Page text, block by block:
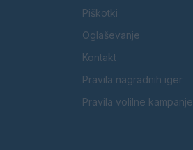
Piškotki
Oglaševanje
Kontakt
Pravila nagradnih iger
Pravila volilne kampanje